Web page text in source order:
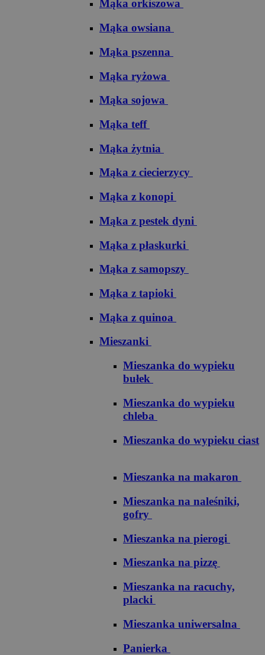
Mąka orkiszowa
Mąka owsiana
Mąka pszenna
Mąka ryżowa
Mąka sojowa
Mąka teff
Mąka żytnia
Mąka z ciecierzycy
Mąka z konopi
Mąka z pestek dyni
Mąka z płaskurki
Mąka z samopszy
Mąka z tapioki
Mąka z quinoa
Mieszanki
Mieszanka do wypieku
bułek
Mieszanka do wypieku
chleba
Mieszanka do wypieku ciast
Mieszanka na makaron
Mieszanka na naleśniki,
gofry
Mieszanka na pierogi
Mieszanka na pizzę
Mieszanka na racuchy,
placki
Mieszanka uniwersalna
Panierka